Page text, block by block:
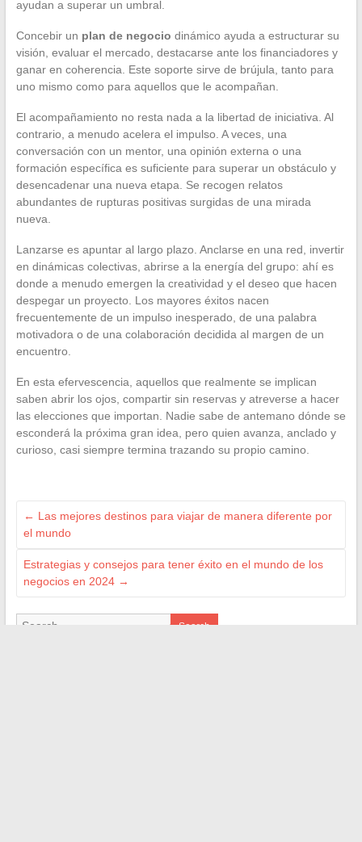
ayudan a superar un umbral.
Concebir un plan de negocio dinámico ayuda a estructurar su
visión, evaluar el mercado, destacarse ante los financiadores y
ganar en coherencia. Este soporte sirve de brújula, tanto para
uno mismo como para aquellos que le acompañan.
El acompañamiento no resta nada a la libertad de iniciativa. Al
contrario, a menudo acelera el impulso. A veces, una
conversación con un mentor, una opinión externa o una
formación específica es suficiente para superar un obstáculo y
desencadenar una nueva etapa. Se recogen relatos
abundantes de rupturas positivas surgidas de una mirada
nueva.
Lanzarse es apuntar al largo plazo. Anclarse en una red, invertir
en dinámicas colectivas, abrirse a la energía del grupo: ahí es
donde a menudo emergen la creatividad y el deseo que hacen
despegar un proyecto. Los mayores éxitos nacen
frecuentemente de un impulso inesperado, de una palabra
motivadora o de una colaboración decidida al margen de un
encuentro.
En esta efervescencia, aquellos que realmente se implican
saben abrir los ojos, compartir sin reservas y atreverse a hacer
las elecciones que importan. Nadie sabe de antemano dónde se
esconderá la próxima gran idea, pero quien avanza, anclado y
curioso, casi siempre termina trazando su propio camino.
← Las mejores destinos para viajar de manera diferente por
el mundo
Estrategias y consejos para tener éxito en el mundo de los
negocios en 2024 →
Search